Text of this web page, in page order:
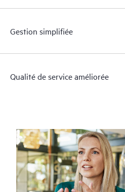
Gestion simplifiée
Qualité de service améliorée